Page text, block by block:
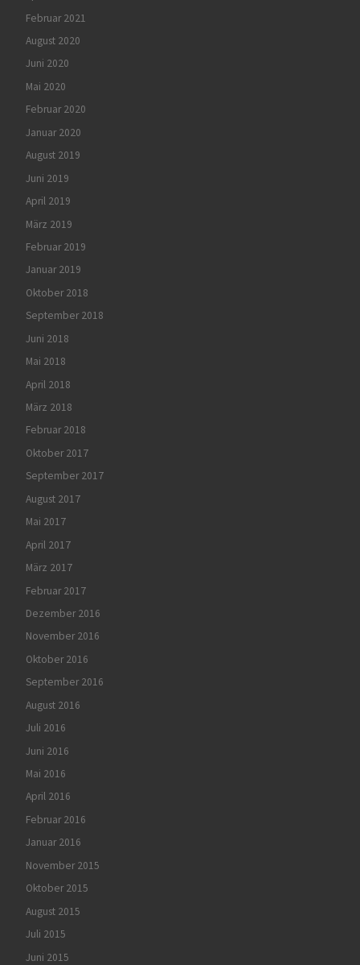
Februar 2021
August 2020
Juni 2020
Mai 2020
Februar 2020
Januar 2020
August 2019
Juni 2019
April 2019
März 2019
Februar 2019
Januar 2019
Oktober 2018
September 2018
Juni 2018
Mai 2018
April 2018
März 2018
Februar 2018
Oktober 2017
September 2017
August 2017
Mai 2017
April 2017
März 2017
Februar 2017
Dezember 2016
November 2016
Oktober 2016
September 2016
August 2016
Juli 2016
Juni 2016
Mai 2016
April 2016
Februar 2016
Januar 2016
November 2015
Oktober 2015
August 2015
Juli 2015
Juni 2015